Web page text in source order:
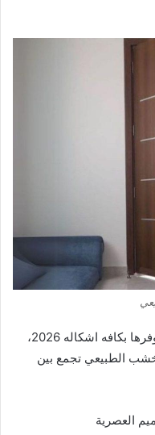
في إطار موضوع ابواب خشب للغرف نوفرها بكافه اشكاله 2026،
الطبيعي تجمع بين
العصرية